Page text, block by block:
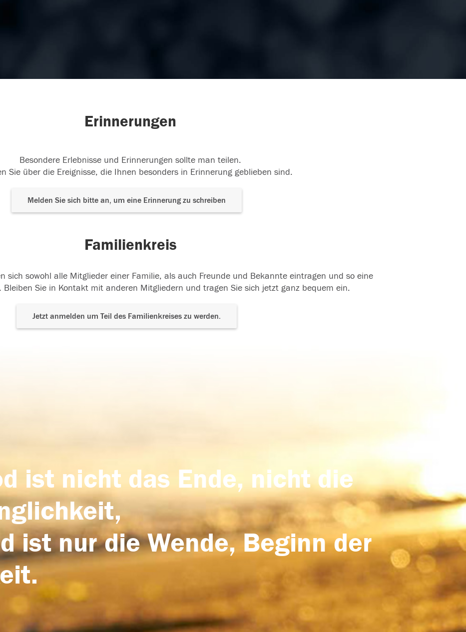
Erinnerungen
Besondere Erlebnisse und Erinnerungen sollte man teilen.
Sie über die Ereignisse, die Ihnen besonders in Erinnerung geblieben sind.
Melden Sie sich bitte an, um eine Erinnerung zu schreiben
Familienkreis
sich sowohl alle Mitglieder einer Familie, als auch Freunde und Bekannte eintragen und so eine
Bleiben Sie in Kontakt mit anderen Mitgliedern und tragen Sie sich jetzt ganz bequem ein.
Jetzt anmelden um Teil des Familienkreises zu werden.
ist nicht das Ende, nicht die
ist nur die Wende, Beginn der